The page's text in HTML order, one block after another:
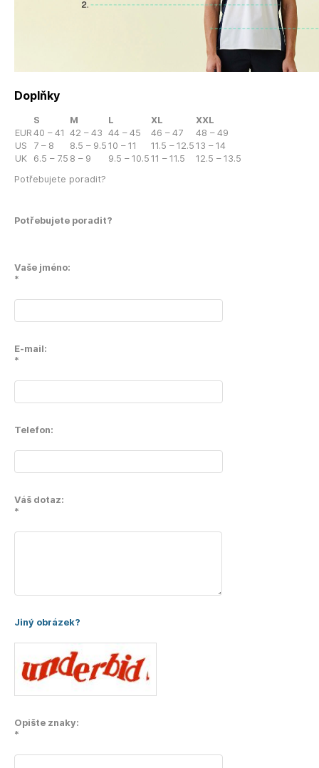
Doplňky
S M L XL
XXL
EUR 40 – 41 42 – 43 44 – 45 46 – 47
48 – 49
US
7 – 8 8.5 – 9.5 10 – 11 11.5 – 12.5 13 – 14
UK
6.5 – 7.5 8 – 9 9.5 – 10.5 11 – 11.5
12.5 – 13.5
Potřebujete poradit?
Potřebujete poradit?
Vaše jméno:
*
E-mail:
*
Telefon:
Váš dotaz:
*
Jiný obrázek?
Opište znaky:
*